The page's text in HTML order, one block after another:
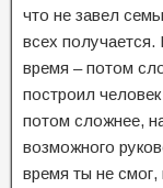
что не завел
всех
время – потом
построил
потом сложнее,
возможного
время ты не